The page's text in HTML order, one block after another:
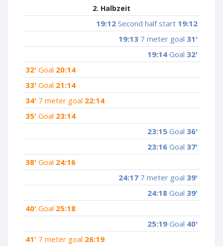
2. Halbzeit
19:12 Second half start 19:12
19:13 7 meter goal 31'
19:14 Goal 32'
32' Goal 20:14
33' Goal 21:14
34' 7 meter goal 22:14
35' Goal 23:14
23:15 Goal 36'
23:16 Goal 37'
38' Goal 24:16
24:17 7 meter goal 39'
24:18 Goal 39'
40' Goal 25:18
25:19 Goal 40'
41' 7 meter goal 26:19